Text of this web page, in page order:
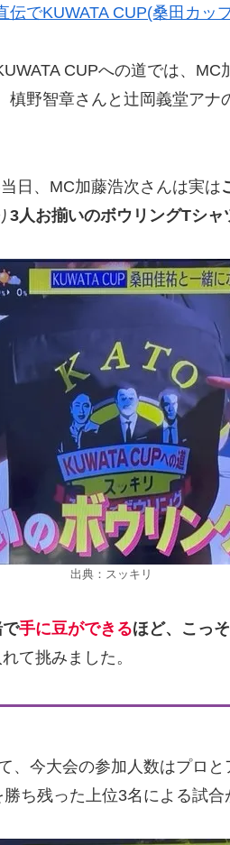
でKUWATA CUP(桑田カッ
CUPへの道では、
槙野智章さんと辻岡義堂ア
日、MC加藤浩次さんは実は
3人お揃いのボウリングTシャ
出典：スッキリ
手に豆ができるほど、こっ
て挑みました。
、今大会の参加人数はプロ
ち残った上位3名による試合